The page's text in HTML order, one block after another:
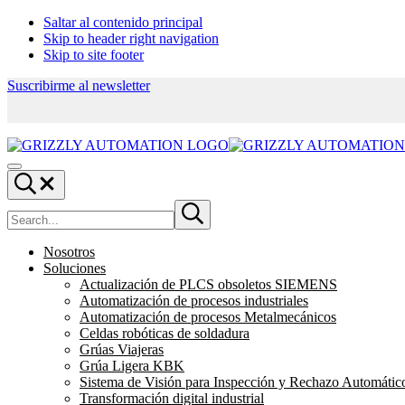
Saltar al contenido principal
Skip to header right navigation
Skip to site footer
Suscribirme al newsletter
Grizzly
Automation
-
Menu
Search...
en
sitio
Submit
search
Nosotros
Soluciones
Actualización de PLCS obsoletos SIEMENS
Automatización de procesos industriales
Automatización de procesos Metalmecánicos
Celdas robóticas de soldadura
Grúas Viajeras
Grúa Ligera KBK
Sistema de Visión para Inspección y Rechazo
Transformación digital industrial